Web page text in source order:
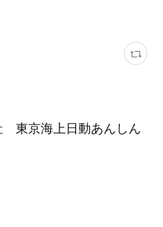
東京海上日動あんしん